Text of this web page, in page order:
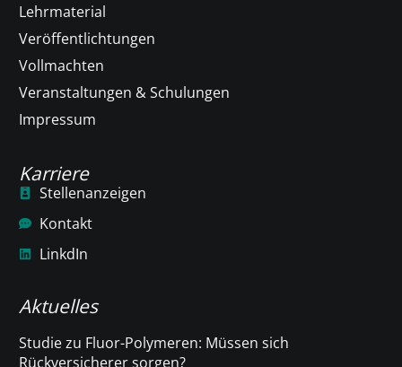
Lehrmaterial
Veröffentlichtungen
Vollmachten
Veranstaltungen & Schulungen
Impressum
Karriere
Stellenanzeigen
Kontakt
LinkdIn
Aktuelles
Studie zu Fluor-Polymeren: Müssen sich
Rückversicherer sorgen?